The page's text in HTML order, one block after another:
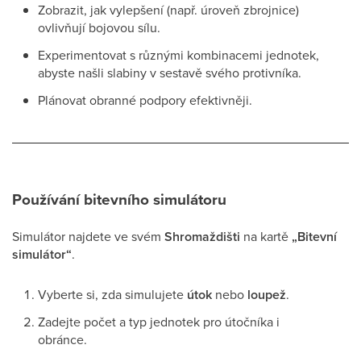
Zobrazit, jak vylepšení (např. úroveň zbrojnice)
ovlivňují bojovou sílu.
Experimentovat s různými kombinacemi jednotek,
abyste našli slabiny v sestavě svého protivníka.
Plánovat obranné podpory efektivněji.
Používání bitevního simulátoru
Simulátor najdete ve svém Shromaždišti na kartě „Bitevní
simulátor“.
Vyberte si, zda simulujete útok nebo loupež.
Zadejte počet a typ jednotek pro útočníka i
obránce.